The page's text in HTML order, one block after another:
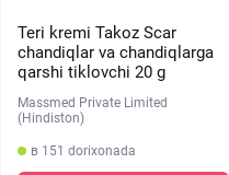
Teri kremi Takoz Scar
chandiqlar va chandiqlarga
qarshi tiklovchi 20 g
Massmed Private Limited
(Hindiston)
в 151 dorixonada